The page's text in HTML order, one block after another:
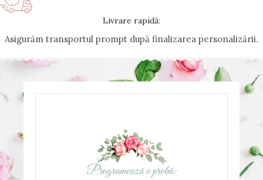
Livrare rapidă:
Asigurăm transportul prompt după finalizarea personalizării.
Programează o probă: